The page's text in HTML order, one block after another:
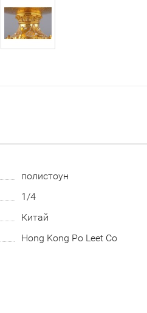
полистоун
1/4
Китай
Hong Kong Po Leet Co